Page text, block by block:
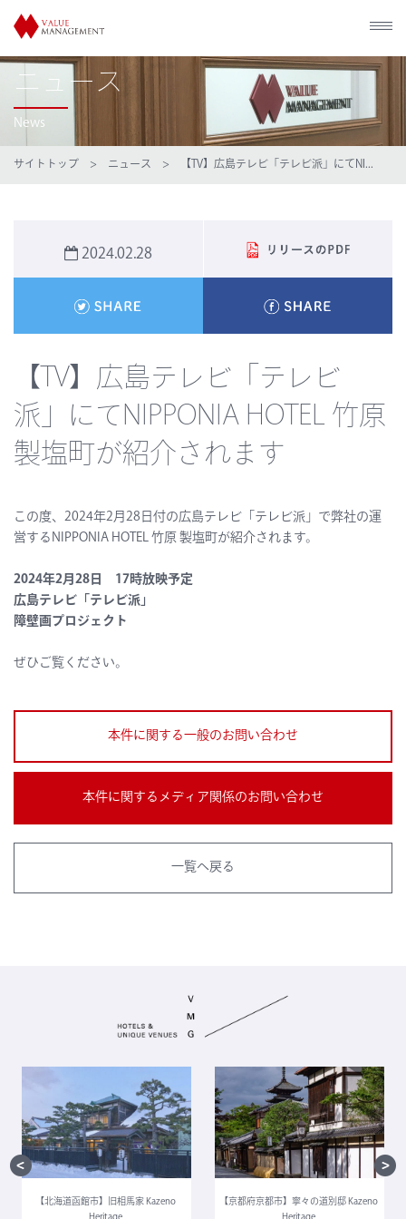
ニュース
News
サイトトップ > ニュース > 【TV】広島テレビ「テレビ派」にてNI...
2024.02.28
【TV】広島テレビ「テレビ
派」にてNIPPONIA HOTEL 竹原
製塩町が紹介されます
この度、2024年2月28日付の広島テレビ「テレビ派」 で弊社の運
営するNIPPONIA HOTEL 竹原 製塩町が紹介されます。
2024年2月28日 17時放映予定
広島テレビ「テレビ派」
障壁画プロジェクト
ぜひご覧ください。
本件に関する一般のお問い合わせ
本件に関するメディア関係のお問い合わせ
一覧へ戻る
【北海道函館市】旧相馬家 Kazeno
【京都府京都市】寧々の道別邸 Kazeno